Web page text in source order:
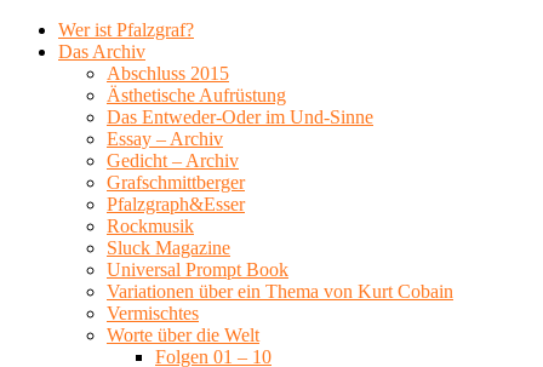
Wer ist Pfalzgraf?
Das Archiv
Abschluss 2015
Ästhetische Aufrüstung
Das Entweder-Oder im Und-Sinne
Essay – Archiv
Gedicht – Archiv
Grafschmittberger
Pfalzgraph&Esser
Rockmusik
Sluck Magazine
Universal Prompt Book
Variationen über ein Thema von Kurt Cobain
Vermischtes
Worte über die Welt
Folgen 01 – 10